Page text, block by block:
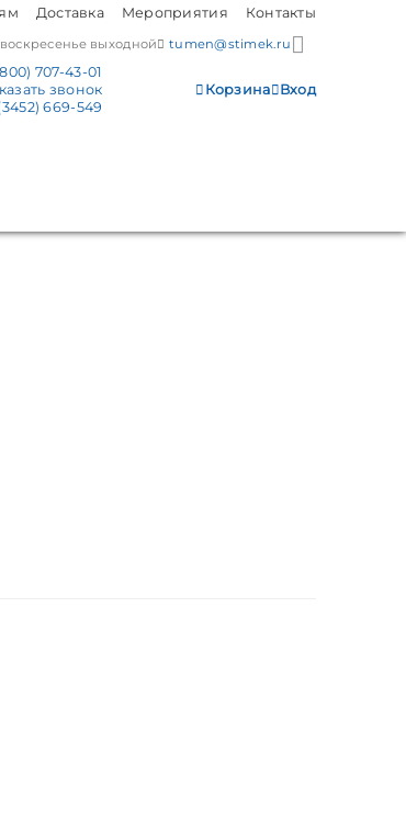
Доставка Мероприятия Контакты
выходной tumen@stimek.ru
707-43-01
звонок
669-549
Корзина Вход